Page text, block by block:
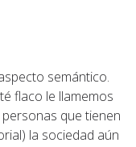
semántico.
flaco le llamemos
que tienen
la sociedad aún